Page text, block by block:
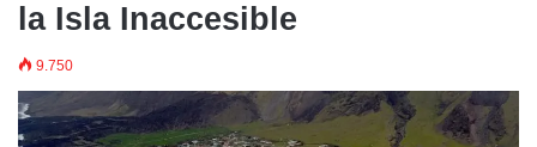
la Isla Inaccesible
9.750